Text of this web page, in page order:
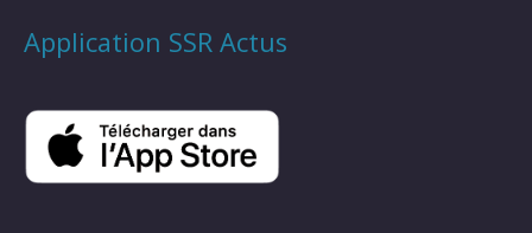
Application SSR Actus